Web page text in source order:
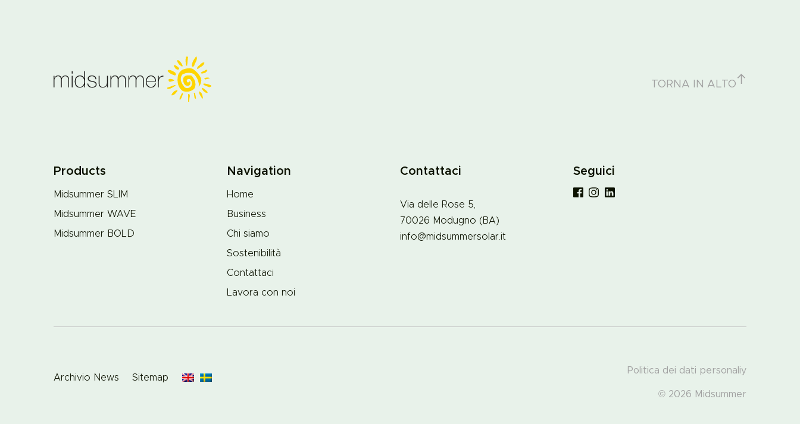
TORNA IN ALTO
Products
Midsummer SLIM
Midsummer WAVE
Midsummer BOLD
Navigation
Home
Business
Chi siamo
Sostenibilità
Contattaci
Lavora con noi
Contattaci
Via delle Rose 5,
70026 Modugno (BA)
info@midsummersolar.it
Seguici
Archivio News Sitemap
Politica dei dati personaliy
© 2026 Midsummer